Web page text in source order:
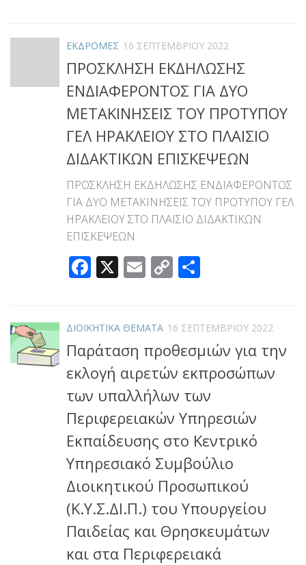
ΕΚΔΡΟΜΕΣ 16 ΣΕΠΤΕΜΒΡΊΟΥ 2022
ΠΡΟΣΚΛΗΣΗ ΕΚΔΗΛΩΣΗΣ
ΕΝΔΙΑΦΕΡΟΝΤΟΣ ΓΙΑ ΔΥΟ
ΜΕΤΑΚΙΝΗΣΕΙΣ ΤΟΥ ΠΡΟΤΥΠΟΥ
ΓΕΛ ΗΡΑΚΛΕΙΟΥ ΣΤΟ ΠΛΑΙΣΙΟ
ΔΙΔΑΚΤΙΚΩΝ ΕΠΙΣΚΕΨΕΩΝ
ΠΡΟΣΚΛΗΣΗ ΕΚΔΗΛΩΣΗΣ ΕΝΔΙΑΦΕΡΟΝΤΟΣ
ΓΙΑ ΔΥΟ ΜΕΤΑΚΙΝΗΣΕΙΣ ΤΟΥ ΠΡΟΤΥΠΟΥ ΓΕΛ
ΗΡΑΚΛΕΙΟΥ ΣΤΟ ΠΛΑΙΣΙΟ ΔΙΔΑΚΤΙΚΩΝ
ΕΠΙΣΚΕΨΕΩΝ
Facebook
X Email
Copy
ΔΙΟΙΚΗΤΙΚΑ ΘΕΜΑΤΑ 16 ΣΕΠΤΕΜΒΡΊΟΥ 2022
Παράταση προθεσμιών για την
εκλογή αιρετών εκπροσώπων
των υπαλλήλων των
Περιφερειακών Υπηρεσιών
Εκπαίδευσης στο Κεντρικό
Υπηρεσιακό Συμβούλιο
Διοικητικού Προσωπικού
(Κ.Υ.Σ.ΔΙ.Π.) του Υπουργείου
Παιδείας και Θρησκευμάτων
και στα Περιφερειακά